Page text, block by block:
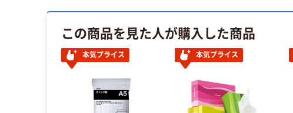
この商品を見た人が購入した商品
本気プライス 本気プライス